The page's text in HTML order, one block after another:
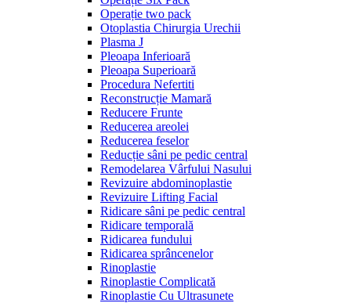
Operație two pack
Otoplastia Chirurgia Urechii
Plasma J
Pleoapa Inferioară
Pleoapa Superioară
Procedura Nefertiti
Reconstrucție Mamară
Reducere Frunte
Reducerea areolei
Reducerea feselor
Reducție sâni pe pedic central
Remodelarea Vârfului Nasului
Revizuire abdominoplastie
Revizuire Lifting Facial
Ridicare sâni pe pedic central
Ridicare temporală
Ridicarea fundului
Ridicarea sprâncenelor
Rinoplastie
Rinoplastie Complicată
Rinoplastie Cu Ultrasunete